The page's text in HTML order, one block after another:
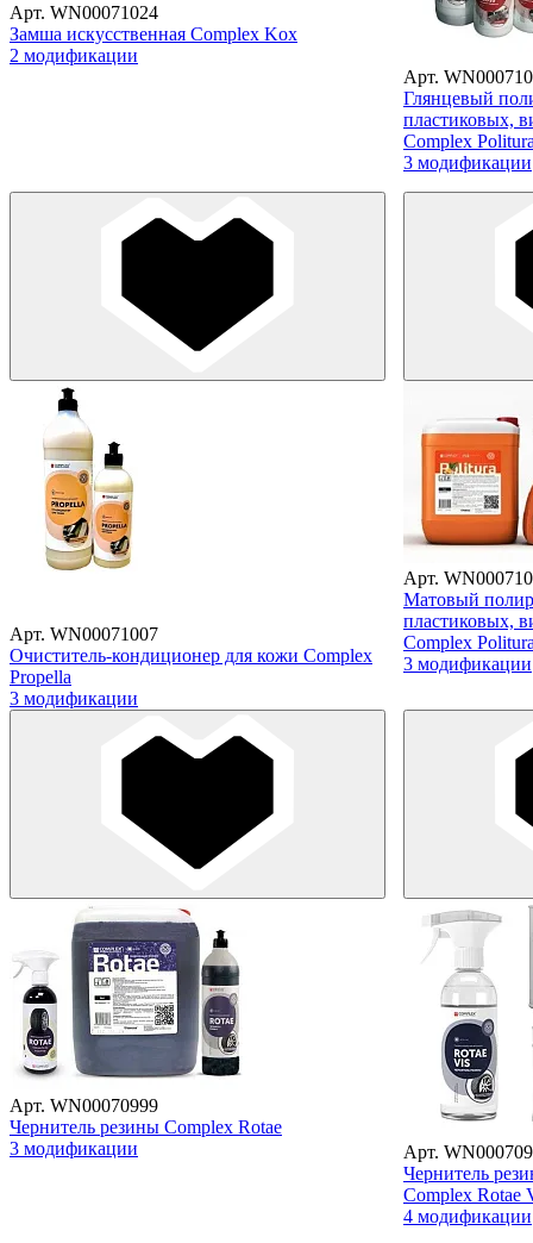
Арт. WN00071024
Замша искусственная Complex Kox
2 модификации
Арт.
Глянцевый
пластиковых,
Complex
3 модификации
Арт. WN00071007
Очиститель-кондиционер для кожи Complex
Propella
3 модификации
Арт.
Матовый
пластиковых,
Complex
3 модификации
Арт. WN00070999
Чернитель резины Complex Rotae
3 модификации
Арт.
Чернитель
Complex Rotae
4 модификации